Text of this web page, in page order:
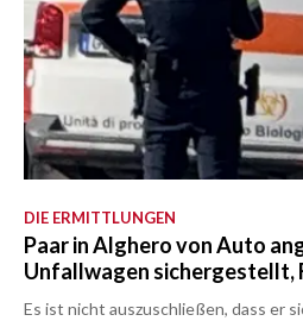
DIE ERMITTLUNGEN
Paar in Alghero von Auto
Unfallwagen sichergestellt,
Es ist nicht auszuschließen, dass er